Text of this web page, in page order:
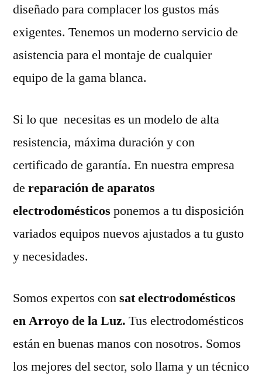
diseñado para complacer los gustos más
exigentes. Tenemos un moderno servicio de
asistencia para el montaje de cualquier
equipo de la gama blanca.
Si lo que necesitas es un modelo de alta
resistencia, máxima duración y con
certificado de garantía. En nuestra empresa
de reparación de aparatos
electrodomésticos ponemos a tu disposición
variados equipos nuevos ajustados a tu gusto
y necesidades.
Somos expertos consat electrodomésticos
en Arroyo de la Luz. Tus electrodomésticos
están en buenas manos con nosotros. Somos
los mejores del sector, solo llama y un técnico